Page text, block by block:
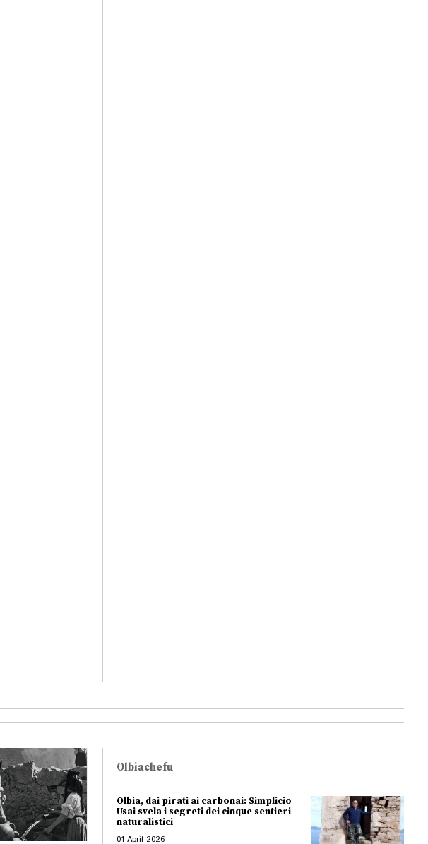
Olbiachefu
Olbia, dai pirati ai carbonai: Simplicio
Usai svela i segreti dei cinque sentieri
naturalistici
01 April 2026